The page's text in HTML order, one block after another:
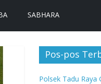
SABHARA
Pos-pos
Polsek Tadu Raya